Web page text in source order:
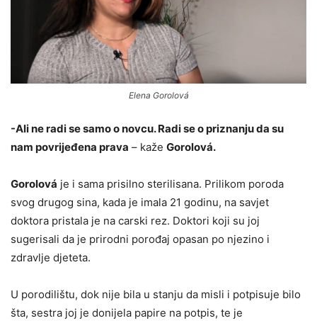
Elena Gorolová
-Ali ne radi se samo o novcu. Radi se o priznanju da su
nam povrijeđena prava – kaže Gorolová.
Gorolová je i sama prisilno sterilisana. Prilikom poroda
svog drugog sina, kada je imala 21 godinu, na savjet
doktora pristala je na carski rez. Doktori koji su joj
sugerisali da je prirodni porođaj opasan po njezino i
zdravlje djeteta.
U porodilištu, dok nije bila u stanju da misli i potpisuje bilo
šta, sestra joj je donijela papire na potpis, te je